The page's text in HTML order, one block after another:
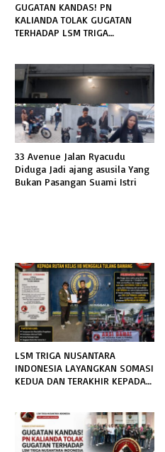
GUGATAN KANDAS! PN
KALIANDA TOLAK GUGATAN
TERHADAP LSM TRIGA
33 Avenue Jalan Ryacudu
Diduga Jadi ajang asusila Yang
Bukan Pasangan Suami Istri
LSM TRIGA NUSANTARA
INDONESIA LAYANGKAN SOMASI
KEDUA DAN TERAKHIR KEPADA
INFORMASI PUBLIK